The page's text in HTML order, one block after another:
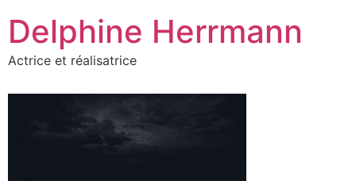
contenu
Delphine Herrmann
Actrice et réalisatrice